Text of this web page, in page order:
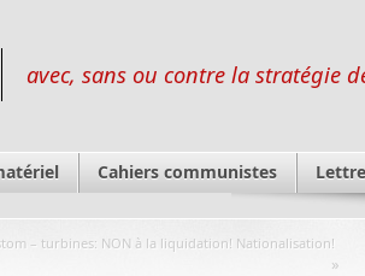
avec, sans ou contre la stratégie
Cahiers communistes
– turbines: NON à la liquidation! Nationalisation!
»